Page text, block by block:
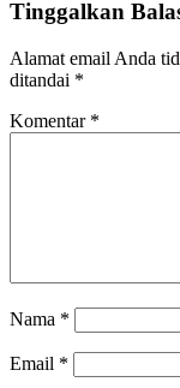
Tinggalkan
Alamat email Anda
ditandai *
Komentar *
Nama *
Email *